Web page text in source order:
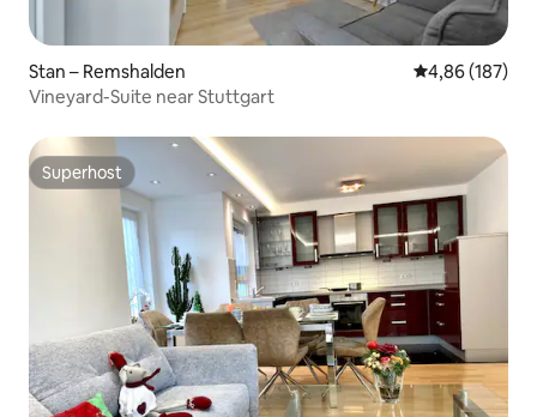
Stan – Remshalden Prosječna
4,86 (187)
Vineyard-Suite near Stuttgart
Superhost
Superhost